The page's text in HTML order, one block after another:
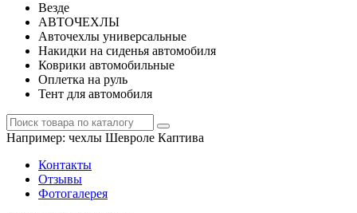
Везде
АВТОЧЕХЛЫ
Авточехлы универсальные
Накидки на сиденья автомобиля
Коврики автомобильные
Оплетка на руль
Тент для автомобиля
Например: чехлы Шевроле Каптива
Контакты
Отзывы
Фотогалерея